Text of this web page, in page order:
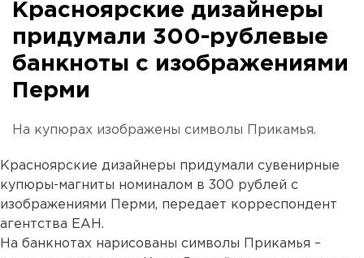
Красноярские дизайнеры
придумали 300-рублевые
банкноты с изображениями
Перми
На купюрах изображены символы Прикамья.
Красноярские дизайнеры придумали сувенирные
купюры-магниты номиналом в 300 рублей с
изображениями Перми, передает корреспондент
агентства ЕАН.
На банкнотах нарисованы символы Прикамья –